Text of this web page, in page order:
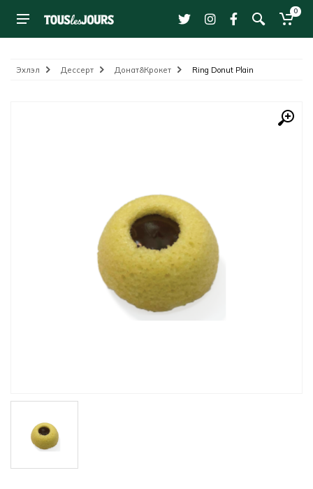
0
Эхлэл Дессерт Донат&Крокет Ring Donut Plain